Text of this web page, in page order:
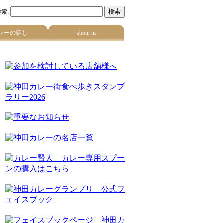
索:
ーの話し about us